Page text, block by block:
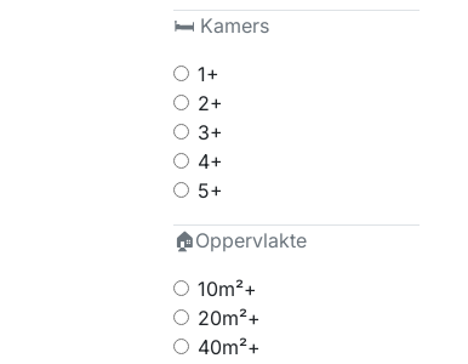
🛏 Kamers
1+
2+
3+
4+
5+
🏠Oppervlakte
10m²+
20m²+
40m²+